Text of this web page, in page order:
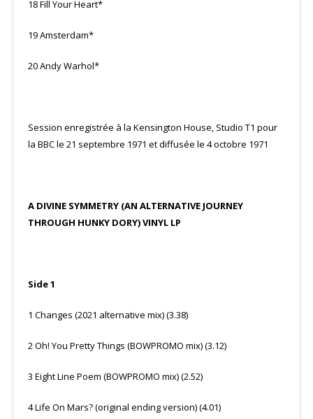
18 Fill Your Heart*
19 Amsterdam*
20 Andy Warhol*
Session enregistrée à la Kensington House, Studio T1 pour
la BBC le 21 septembre 1971 et diffusée le 4 octobre 1971
A DIVINE SYMMETRY (AN ALTERNATIVE JOURNEY
THROUGH HUNKY DORY) VINYL LP
Side 1
1 Changes (2021 alternative mix) (3.38)
2 Oh! You Pretty Things (BOWPROMO mix) (3.12)
3 Eight Line Poem (BOWPROMO mix) (2.52)
4 Life On Mars? (original ending version) (4.01)